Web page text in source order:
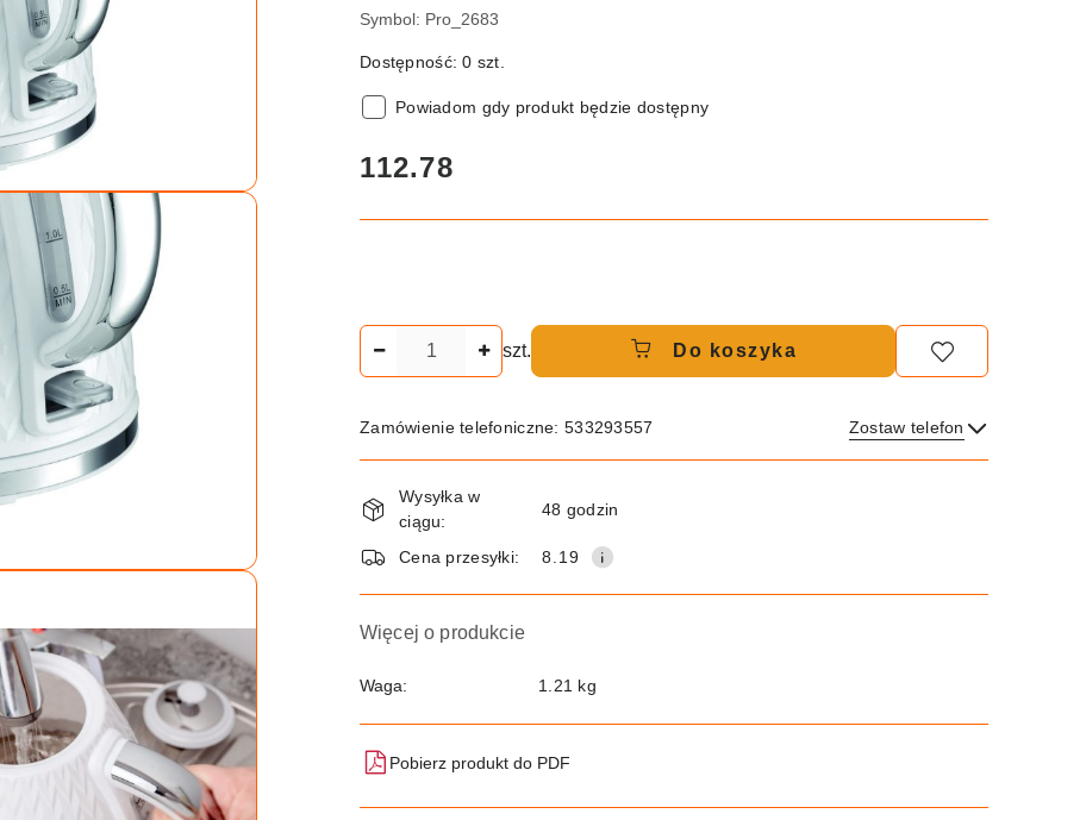
Symbol: Pro_2683
Dostępność:0 szt.
Powiadom gdy produkt będzie dostępny
cena:
112.78
szt. Do koszyka
Zamówienie telefoniczne: 533293557 Zostaw telefon
Wyślij
Dostępność
i
dostawa
Wysyłka w
ciągu:
48 godzin
Cena przesyłki: 8.19
Więcej o produkcie
Waga: 1.21 kg
Pobierz produkt do PDF